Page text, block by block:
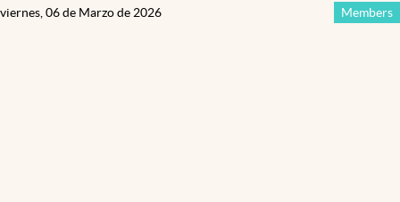
Members
viernes, 06 de Marzo de 2026